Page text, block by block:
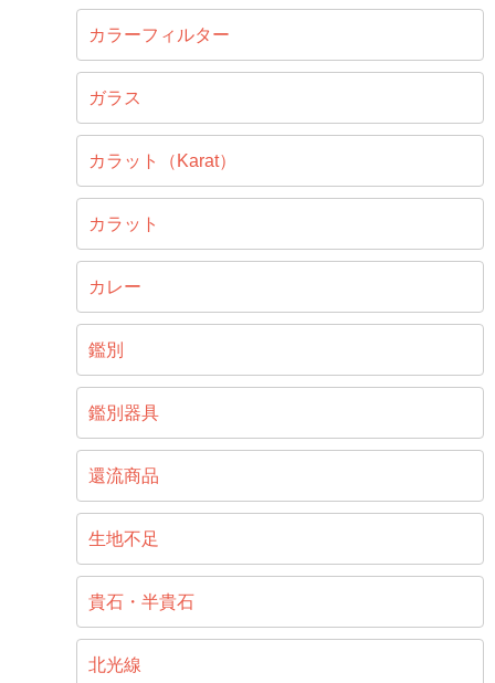
カラーフィルター
ガラス
カラット（Karat）
カラット
カレー
鑑別
鑑別器具
還流商品
生地不足
貴石・半貴石
北光線